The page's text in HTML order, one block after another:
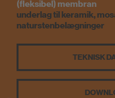
Bæredygtighed
(fleksibel) membran
underlag til keramik,
naturstenbelægninger
TEKNISK